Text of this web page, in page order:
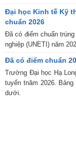
Đại học Kinh tế Kỹ
chuẩn 2026
Đã có điểm chuẩn
nghiệp (UNETI) năm
Đã có điểm chuẩn
Trường Đại học Hạ
tuyển tnăm 2026.
dưới.